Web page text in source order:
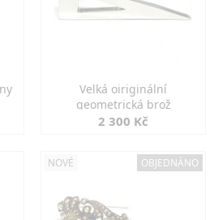
Velká oiriginální
geometrická brož
2 300 Kč
NOVÉ OBJEDNÁNO